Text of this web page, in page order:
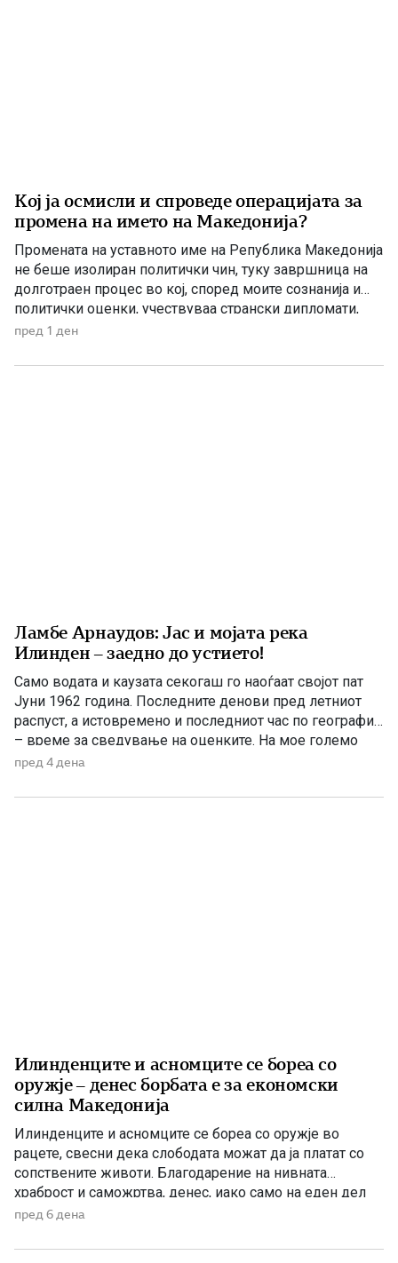
Кој ја осмисли и спроведе операцијата за
промена на името на Македонија?
Промената на уставното име на Република Македонија
не беше изолиран политички чин, туку завршница на
долготраен процес во кој, според моите сознанија и
политички оценки, учествуваа странски дипломати,
домашни политичари и регионални центри на влијание.
американскиот дипломат Филип Рикер, кој долги
пред 1 ден
Ламбе Арнаудов: Јас и мојата река
Илинден – заедно до устието!
Само водата и каузата секогаш го наоѓаат својот пат
Јуни 1962 година. Последните денови пред летниот
распуст, а истовремено и последниот час по географија
– време за сведување на оценките. На мое големо
изненадување, учителката ме крена мене и ми
расчисти дилемите околу мојата конечна […]
пред 4 дена
Илинденците и асномците се бореа со
оружје – денес борбата е за економски
силна Македонија
Илинденците и асномците се бореа со оружје во
рацете, свесни дека слободата можат да ја платат со
сопствените животи. Благодарение на нивната
храброст и саможртва, денес, иако само на еден дел
од Македонија, имаме сопствена држава, свој
македонското име. Нивниот аманет не е само да се
пред 6 дена